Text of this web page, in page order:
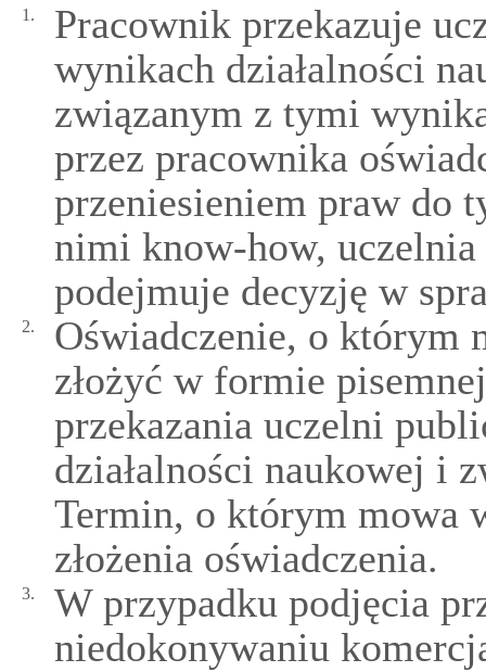
1.
Pracownik przekazuje
wynikach działalności
związanym z tymi
przez pracownika
przeniesieniem praw do
nimi know-how,
podejmuje decyzję w
2.
Oświadczenie, o którym
złożyć w formie
przekazania uczelni
działalności naukowej i
Termin, o którym mowa
złożenia oświadczenia.
3.
W przypadku podjęcia
niedokonywaniu